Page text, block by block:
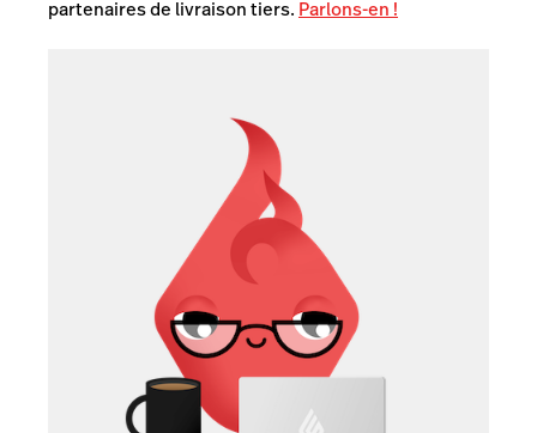
partenaires de livraison tiers. Parlons-en !